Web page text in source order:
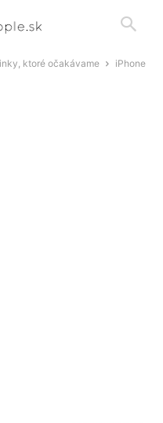
ktoré očakávame
iPhone